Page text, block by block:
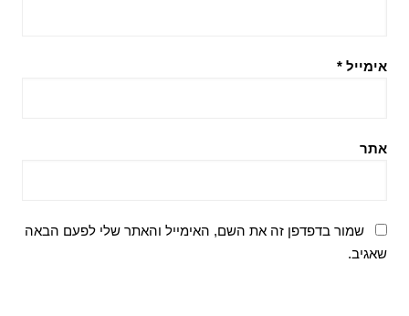
אימייל *
אתר
שמור בדפדפן זה את השם, האימייל והאתר שלי לפעם הבאה
שאגיב.